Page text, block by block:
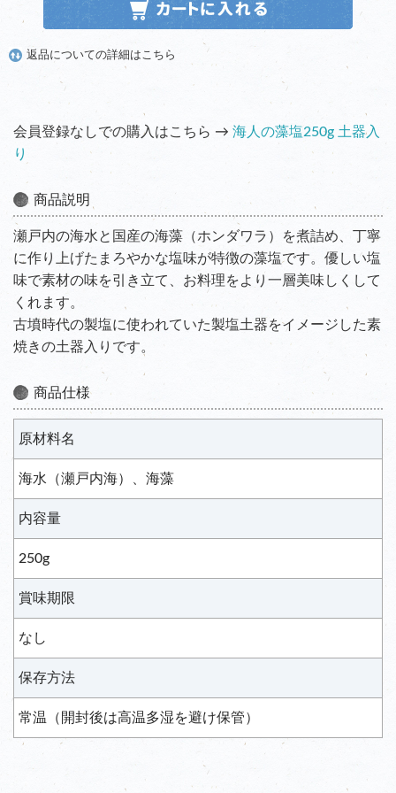
返品についての詳細はこちら
会員登録なしでの購入はこちら → 海人の藻塩250g 土器入
り
商品説明
瀬戸内の海水と国産の海藻（ホンダワラ）を煮詰め、丁寧
に作り上げたまろやかな塩味が特徴の藻塩です。優しい塩
味で素材の味を引き立て、お料理をより一層美味しくして
くれます。
古墳時代の製塩に使われていた製塩土器をイメージした素
焼きの土器入りです。
商品仕様
原材料名
海水（瀬戸内海）、海藻
内容量
250g
賞味期限
なし
保存方法
常温（開封後は高温多湿を避け保管）